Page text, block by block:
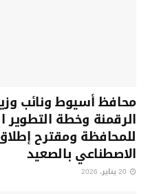
محافظ أسيوط ونائب
الرقمنة وخطة
للمحافظة ومقترح
الاصطناعي بالصعيد